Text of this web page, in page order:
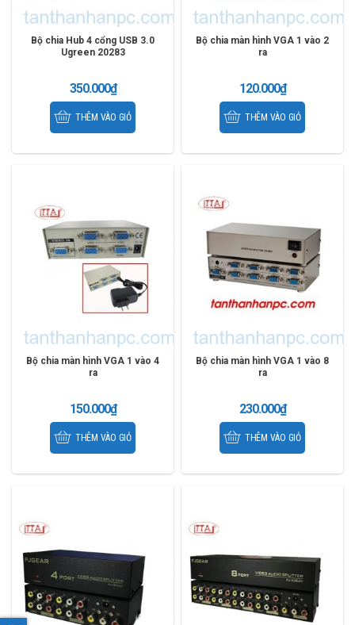
Bộ chia Hub 4 cổng USB 3.0
Ugreen 20283
350.000₫
THÊM VÀO GIỎ
Bộ chia màn hình VGA 1 vào 2
ra
120.000₫
THÊM VÀO GIỎ
Bộ chia màn hình VGA 1 vào 4
ra
150.000₫
THÊM VÀO GIỎ
Bộ chia màn hình VGA 1 vào 8
ra
230.000₫
THÊM VÀO GIỎ